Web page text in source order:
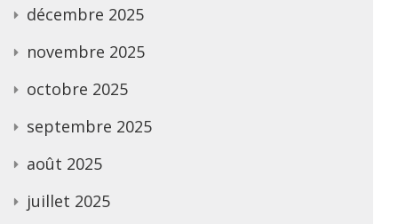
décembre 2025
novembre 2025
octobre 2025
septembre 2025
août 2025
juillet 2025